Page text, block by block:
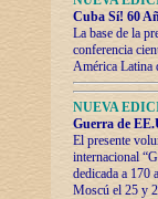
Cuba Sí! 60
La base de la
conferencia
América Latina
NUEVA
Guerra de
El presente
internacional
dedicada a 170
Moscú el 25 y